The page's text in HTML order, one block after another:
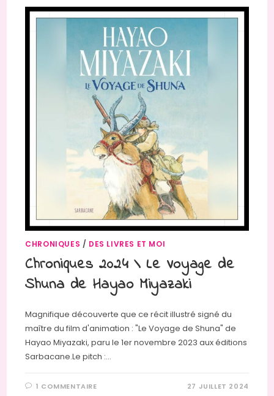
CHRONIQUES / DES LIVRES ET MOI
Chroniques 2024 \ Le Voyage de
Shuna de Hayao Miyazaki
Magnifique découverte que ce récit illustré signé du
maître du film d'animation : "Le Voyage de Shuna" de
Hayao Miyazaki, paru le 1er novembre 2023 aux éditions
Sarbacane.Le pitch :…
1 COMMENTAIRE 27 JUILLET 2024